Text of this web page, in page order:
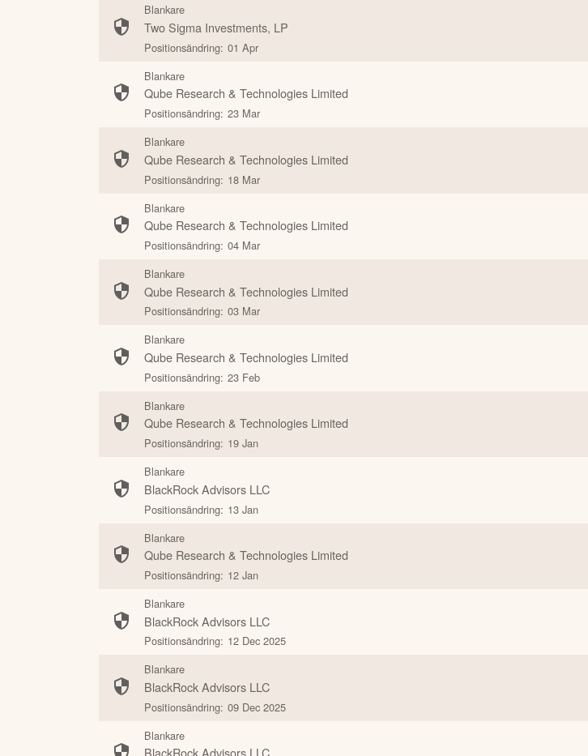
Blankare
Two Sigma Investments, LP
Positionsändring: 01 Apr
Blankare
Qube Research & Technologies Limited
Positionsändring: 23 Mar
Blankare
Qube Research & Technologies Limited
Positionsändring: 18 Mar
Blankare
Qube Research & Technologies Limited
Positionsändring: 04 Mar
Blankare
Qube Research & Technologies Limited
Positionsändring: 03 Mar
Blankare
Qube Research & Technologies Limited
Positionsändring: 23 Feb
Blankare
Qube Research & Technologies Limited
Positionsändring: 19 Jan
Blankare
BlackRock Advisors LLC
Positionsändring: 13 Jan
Blankare
Qube Research & Technologies Limited
Positionsändring: 12 Jan
Blankare
BlackRock Advisors LLC
Positionsändring: 12 Dec 2025
Blankare
BlackRock Advisors LLC
Positionsändring: 09 Dec 2025
Blankare
BlackRock Advisors LLC